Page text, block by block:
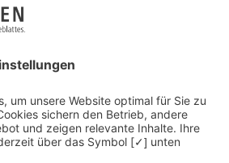
Recruiting-Podcast
Kontakt
Datenschutz
Newsletter